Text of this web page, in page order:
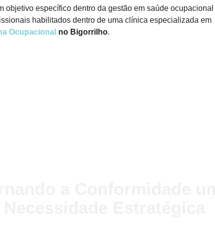
objetivo específico dentro da gestão em saúde ocupacional
habilitados dentro de uma clínica especializada em
Ocupacional no Bigorrilho.